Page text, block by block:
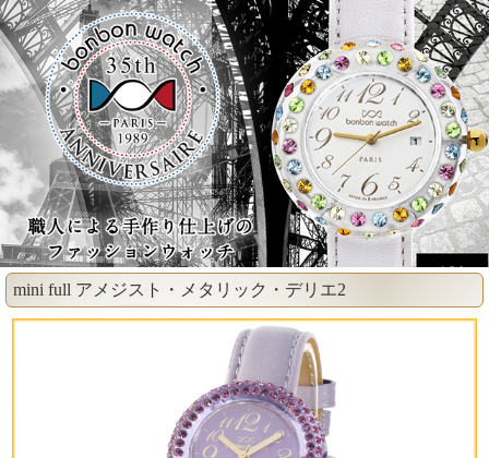
mini full アメジスト・メタリック・デリエ2